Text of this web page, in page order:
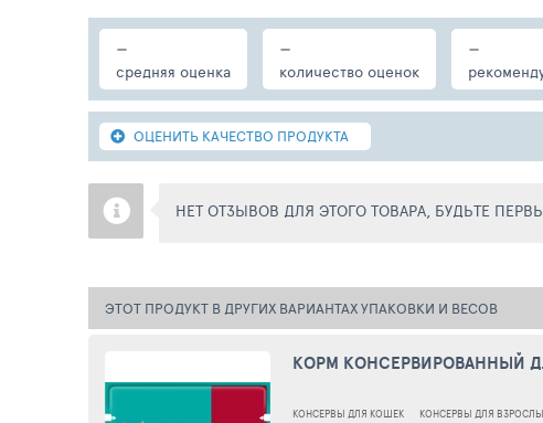
-
средняя оценка
-
количество оценок
-
ОЦЕНИТЬ КАЧЕСТВО ПРОДУКТА
НЕТ ОТЗЫВОВ ДЛЯ ЭТОГО ТОВАРА, БУДЬТЕ
ЭТОТ ПРОДУКТ В ДРУГИХ ВАРИАНТАХ УПАКОВКИ И ВЕСОВ
КОРМ КОНСЕРВИРОВАННЫЙ
КОНСЕРВЫ ДЛЯ КОШЕК КОНСЕРВЫ ДЛЯ